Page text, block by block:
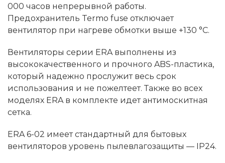
000 часов непрерывной работы.
Предохранитель Termo fuse отключает
вентилятор при нагреве обмотки выше +130 °C.
Вентиляторы серии ERA выполнены из
высококачественного и прочного ABS-пластика,
который надежно прослужит весь срок
использования и не пожелтеет. Также во всех
моделях ERA в комплекте идет антимоскитная
сетка.
ERA 6-02 имеет стандартный для бытовых
вентиляторов уровень пылевлагозащиты — IP24.